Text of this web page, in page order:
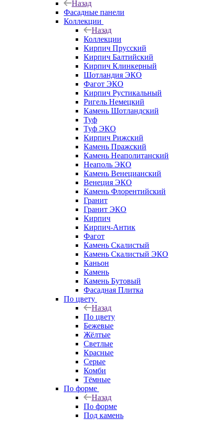
Назад
Фасадные панели
Коллекции
Назад
Коллекции
Кирпич Прусский
Кирпич Балтийский
Кирпич Клинкерный
Шотландия ЭКО
Фагот ЭКО
Кирпич Рустикальный
Ригель Немецкий
Камень Шотландский
Туф
Туф ЭКО
Кирпич Рижский
Камень Пражский
Камень Неаполитанский
Неаполь ЭКО
Камень Венецианский
Венеция ЭКО
Камень Флорентийский
Гранит
Гранит ЭКО
Кирпич
Кирпич-Антик
Фагот
Камень Скалистый
Камень Скалистый ЭКО
Каньон
Камень
Камень Бутовый
Фасадная Плитка
По цвету
Назад
По цвету
Бежевые
Жёлтые
Светлые
Красные
Серые
Комби
Тёмные
По форме
Назад
По форме
Под камень